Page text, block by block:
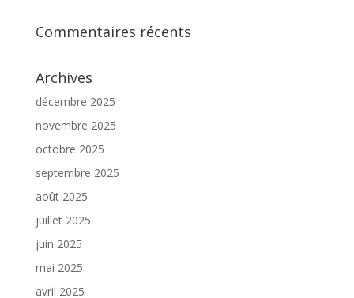
Commentaires récents
Archives
décembre 2025
novembre 2025
octobre 2025
septembre 2025
août 2025
juillet 2025
juin 2025
mai 2025
avril 2025